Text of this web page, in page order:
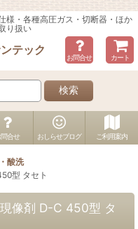
様・各種高圧ガス・切断器・ほか
り扱い
テック
お問合せ カート
検索
問合せ おしらせブログ ご利用案内
酸洗
型 タセト
像剤 D-C 450型 タ